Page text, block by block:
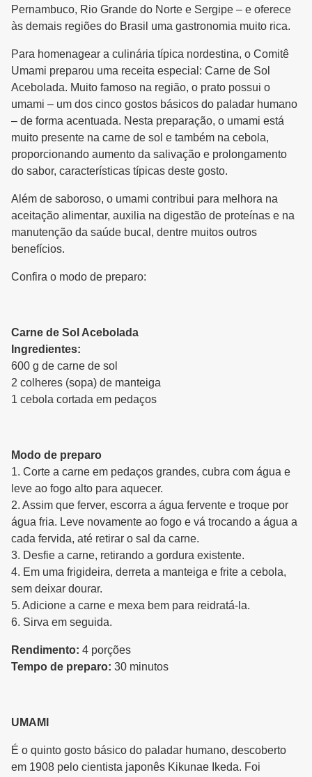
Pernambuco, Rio Grande do Norte e Sergipe – e oferece
às demais regiões do Brasil uma gastronomia muito rica.
Para homenagear a culinária típica nordestina, o Comitê
Umami preparou uma receita especial: Carne de Sol
Acebolada. Muito famoso na região, o prato possui o
umami – um dos cinco gostos básicos do paladar humano
– de forma acentuada. Nesta preparação, o umami está
muito presente na carne de sol e também na cebola,
proporcionando aumento da salivação e prolongamento
do sabor, características típicas deste gosto.
Além de saboroso, o umami contribui para melhora na
aceitação alimentar, auxilia na digestão de proteínas e na
manutenção da saúde bucal, dentre muitos outros
benefícios.
Confira o modo de preparo:
Carne de Sol Acebolada
Ingredientes:
600 g de carne de sol
2 colheres (sopa) de manteiga
1 cebola cortada em pedaços
Modo de preparo
1. Corte a carne em pedaços grandes, cubra com água e
leve ao fogo alto para aquecer.
2. Assim que ferver, escorra a água fervente e troque por
água fria. Leve novamente ao fogo e vá trocando a água a
cada fervida, até retirar o sal da carne.
3. Desfie a carne, retirando a gordura existente.
4. Em uma frigideira, derreta a manteiga e frite a cebola,
sem deixar dourar.
5. Adicione a carne e mexa bem para reidratá-la.
6. Sirva em seguida.
Rendimento: 4 porções
Tempo de preparo: 30 minutos
UMAMI
É o quinto gosto básico do paladar humano, descoberto
em 1908 pelo cientista japonês Kikunae Ikeda. Foi